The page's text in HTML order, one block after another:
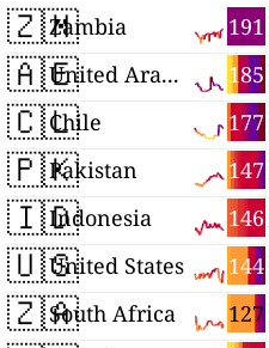
🇿🇲 191
Zambia
🇦🇪 185
United Arab Emirates
🇨🇱 177
Chile
🇵🇰 147
Pakistan
🇮🇩 146
Indonesia
🇺🇸 144
United States
🇿🇦 127
South Africa